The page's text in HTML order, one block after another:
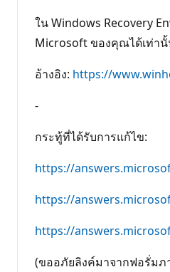
ใน Windows Recovery
Microsoft ของคุณได้เท่า
อ้างอิง: https://
-
กระทู้ที่ได้รับการแก้ไข:
https://
https://
https://
(ขออภัยลิงค์มาจากฟอรั่มภ